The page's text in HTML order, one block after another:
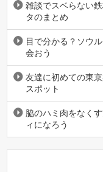
雑談でスベらない
タのまとめ
目で分かる？ソウ
会おう
友達に初めての東
スポット
脇のハミ肉をなく
ィになろう